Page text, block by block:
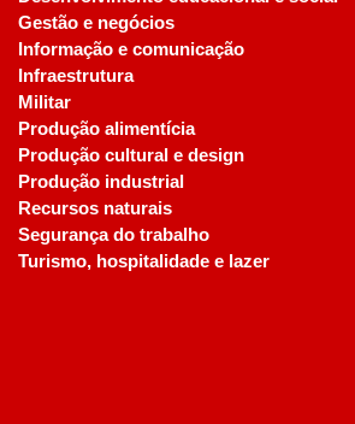
Gestão e negócios
Informação e comunicação
Infraestrutura
Militar
Produção alimentícia
Produção cultural e design
Produção industrial
Recursos naturais
Segurança do trabalho
Turismo, hospitalidade e lazer